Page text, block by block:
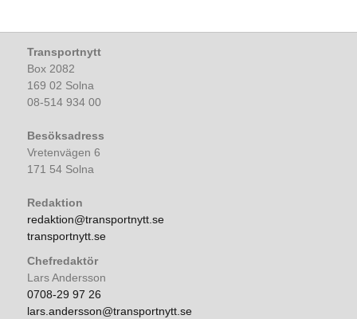
Transportnytt
Box 2082
169 02 Solna
08-514 934 00
Besöksadress
Vretenvägen 6
171 54 Solna
Redaktion
redaktion@transportnytt.se
transportnytt.se
Chefredaktör
Lars Andersson
0708-29 97 26
lars.andersson@transportnytt.se